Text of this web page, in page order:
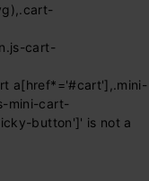
cart-
a[href*='#cart'],.mini-
mini-cart-
button']' is not a